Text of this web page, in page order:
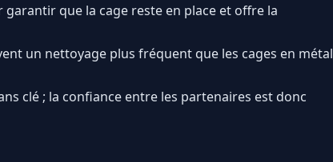
que la cage reste en place et offre la
un nettoyage plus fréquent que les cages en métal
clé ; la confiance entre les partenaires est donc